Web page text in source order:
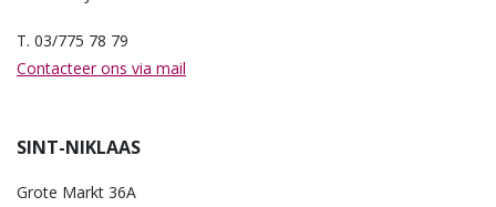
T. 03/775 78 79
Contacteer ons via mail
SINT-NIKLAAS
Grote Markt 36A